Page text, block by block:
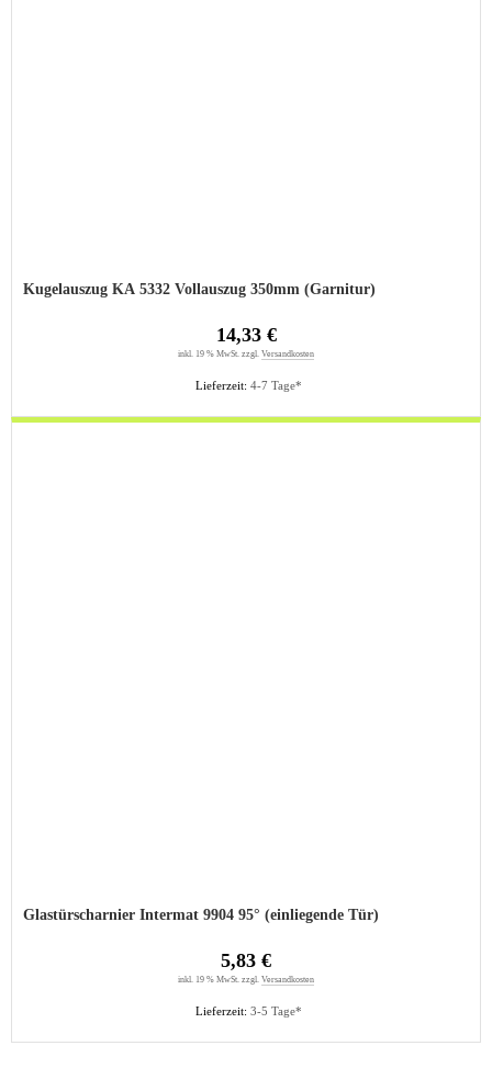
Kugelauszug KA 5332 Vollauszug 350mm (Garnitur)
Lieferzeit: 4-7 Tage*
14,33 €
inkl. 19 % MwSt. zzgl. Versandkosten
Glastürscharnier Intermat 9904 95° (einliegende Tür)
Lieferzeit: 3-5 Tage*
5,83 €
inkl. 19 % MwSt. zzgl. Versandkosten